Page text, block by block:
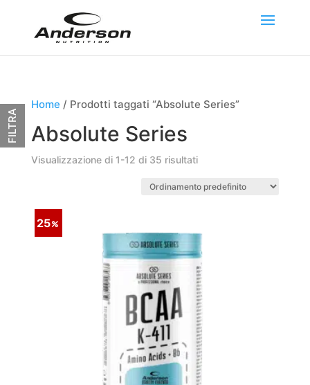
Home / Prodotti taggati “Absolute Series”
Absolute Series
Visualizzazione di 1-12 di 35 risultati
25
FILTRA